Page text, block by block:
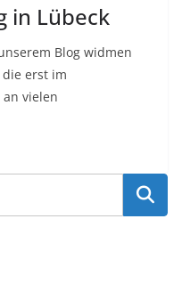
in Lübeck
Blog widmen
erst im
vielen